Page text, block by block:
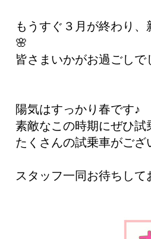
もうすぐ３月が終わり
🌸
皆さまいかがお過ごしで
陽気はすっかり春です♪
素敵なこの時期にぜひ
たくさんの試乗車がご
スタッフ一同お待ちし